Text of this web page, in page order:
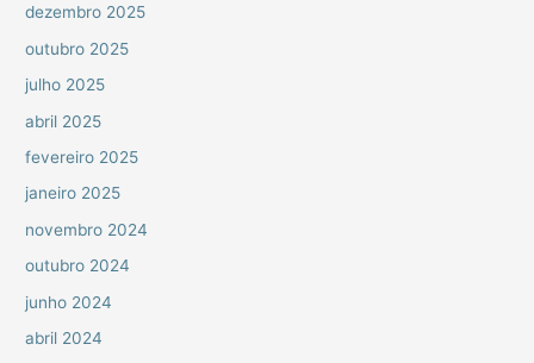
dezembro 2025
outubro 2025
julho 2025
abril 2025
fevereiro 2025
janeiro 2025
novembro 2024
outubro 2024
junho 2024
abril 2024